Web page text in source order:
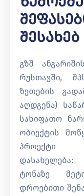
Შესახებ
გზშ
რუსთავში,
ზეთების
აღდგენა)
სახიფათო
ობიექტის
პროექტი
დასახელება:
ტონაზე
დროებითი